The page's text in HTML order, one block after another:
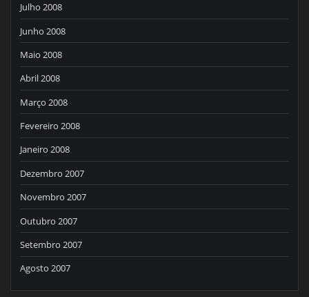
Julho 2008
Junho 2008
Maio 2008
Abril 2008
Março 2008
Fevereiro 2008
Janeiro 2008
Dezembro 2007
Novembro 2007
Outubro 2007
Setembro 2007
Agosto 2007